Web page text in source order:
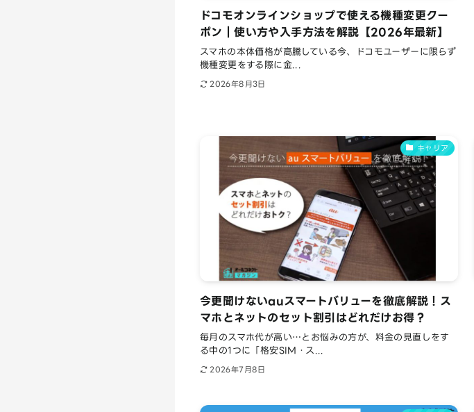
ドコモオンラインショップで使える機種変更クー
ポン｜使い方や入手方法を解説【2026年最新】
スマホの本体価格が高騰している今、ドコモユーザーに限らず
機種変更をする際に金...
2026年8月3日
キャリア
今更聞けないauスマートバリューを徹底解説！ス
マホとネットのセット割引はどれだけお得？
毎月のスマホ代が高い…とお悩みの方が、料金の見直しをす
る中の1つに「格安SIM・ス...
2026年7月8日